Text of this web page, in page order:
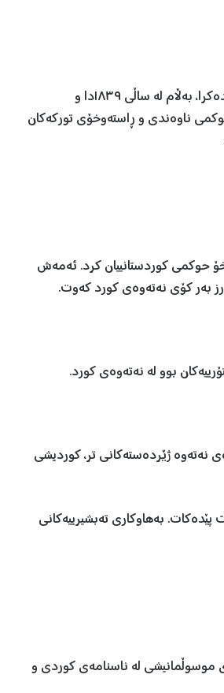
هەرچەندە، بەهۆی سیستەمی میرنشینی، یاسای میللەت، کەمتر لە کوردستان کاری پێدەکرا، بەڵام لە ساڵی ١٨٣٩دا و
حوکمی ناوەندی و ڕاستەوخۆی تورکەکان
حوکمی کوردستانییان کرد. ئەمەش
بەر کۆی نەتەوەی کورد کەوت.
بوو لە نەتەوەی کورد.
نەتەوە ژێردەستەکانی تر، کوردیشی
بەهاوکاری تەبشیرییەکانی
موسوڵمانیشی لە ناسنامەی کوردی و